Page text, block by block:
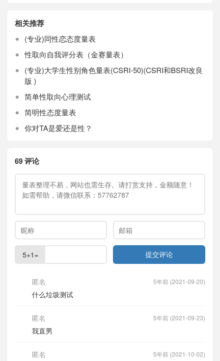
相关推荐
(专业)同性恋态度量表
性取向自我评分表（金赛量表）
(专业)大学生性别角色量表(CSRI-50)(CSRI和BSRI改良
版 )
简单性取向心理测试
简明性态度量表
你对TA是爱还是性？
69 评论
5+1=
匿名
什么垃圾测试
5年前 (2021-09-20)
匿名
我直男
5年前 (2021-09-23)
匿名
5年前 (2021-10-02)